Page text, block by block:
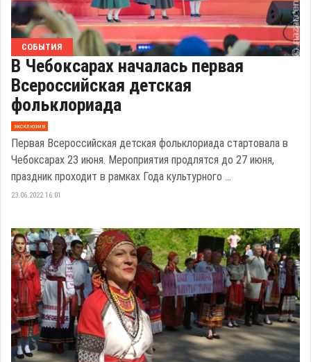
СОБЫТИЯ
В Чебоксарах началась первая
Всероссийская детская
фольклориада
эксклюзив
Первая Всероссийская детская фольклориада стартовала в
Чебоксарах 23 июня. Мероприятия продлятся до 27 июня,
праздник проходит в рамках Года культурного ...
23.06.2022 16:01